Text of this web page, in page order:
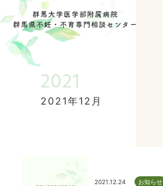
2021
2021年12月
2021.12.24 お知らせ